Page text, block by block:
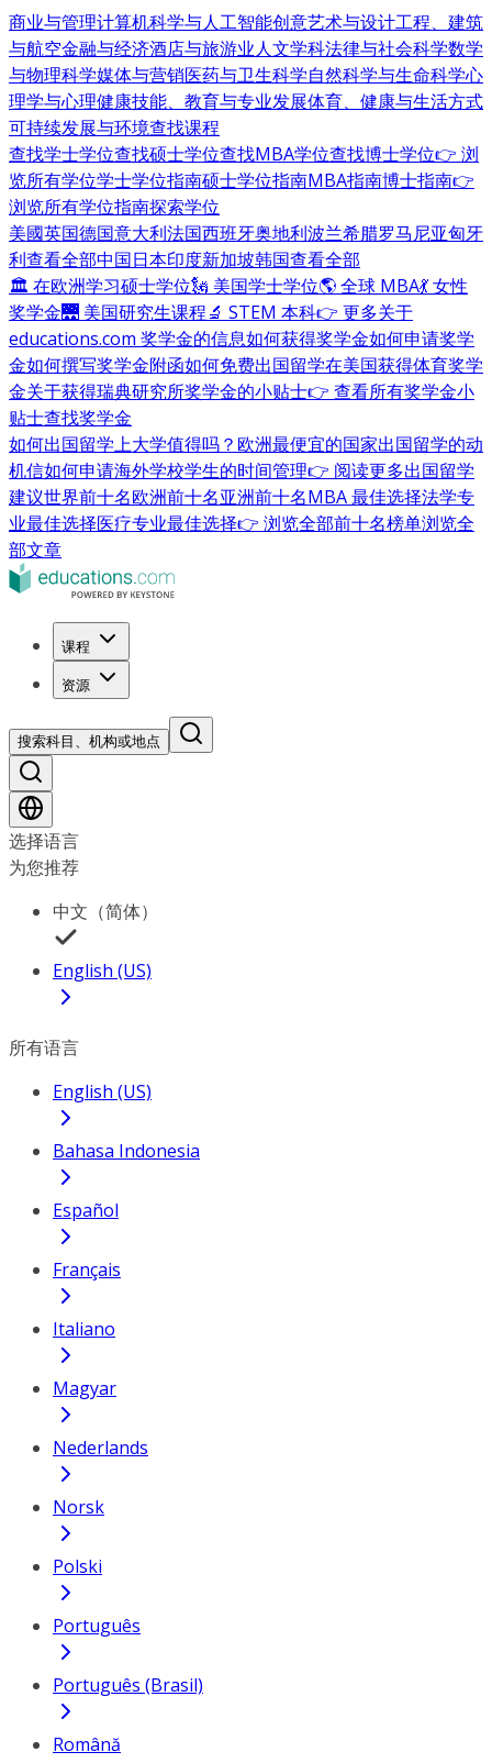
商业与管理计算机科学与人工智能创意艺术与设计工程、建筑
与航空金融与经济酒店与旅游业人文学科法律与社会科学数学
与物理科学媒体与营销医药与卫生科学自然科学与生命科学心
理学与心理健康技能、教育与专业发展体育、健康与生活方式
可持续发展与环境查找课程
查找学士学位查找硕士学位查找MBA学位查找博士学位👉 浏
览所有学位学士学位指南硕士学位指南MBA指南博士指南👉
浏览所有学位指南探索学位
美國英国德国意大利法国西班牙奥地利波兰希腊罗马尼亚匈牙
利查看全部中国日本印度新加坡韩国查看全部
🏛 在欧洲学习硕士学位🗽 美国学士学位🌎 全球 MBA💃 女性
奖学金🌉 美国研究生课程🔬 STEM 本科👉 更多关于
educations.com 奖学金的信息如何获得奖学金如何申请奖学
金如何撰写奖学金附函如何免费出国留学在美国获得体育奖学
金关于获得瑞典研究所奖学金的小贴士👉 查看所有奖学金小
贴士查找奖学金
如何出国留学上大学值得吗？ 欧洲最便宜的国家出国留学的动
机信如何申请海外学校学生的时间管理👉 阅读更多出国留学
建议世界前十名欧洲前十名亚洲前十名MBA 最佳选择法学专
业最佳选择医疗专业最佳选择👉 浏览全部前十名榜单浏览全
部文章
课程
资源
搜索科目、机构或地点
选择语言
为您推荐
中文（简体）
English (US)
所有语言
English (US)
Bahasa Indonesia
Español
Français
Italiano
Magyar
Nederlands
Norsk
Polski
Português
Português (Brasil)
Română